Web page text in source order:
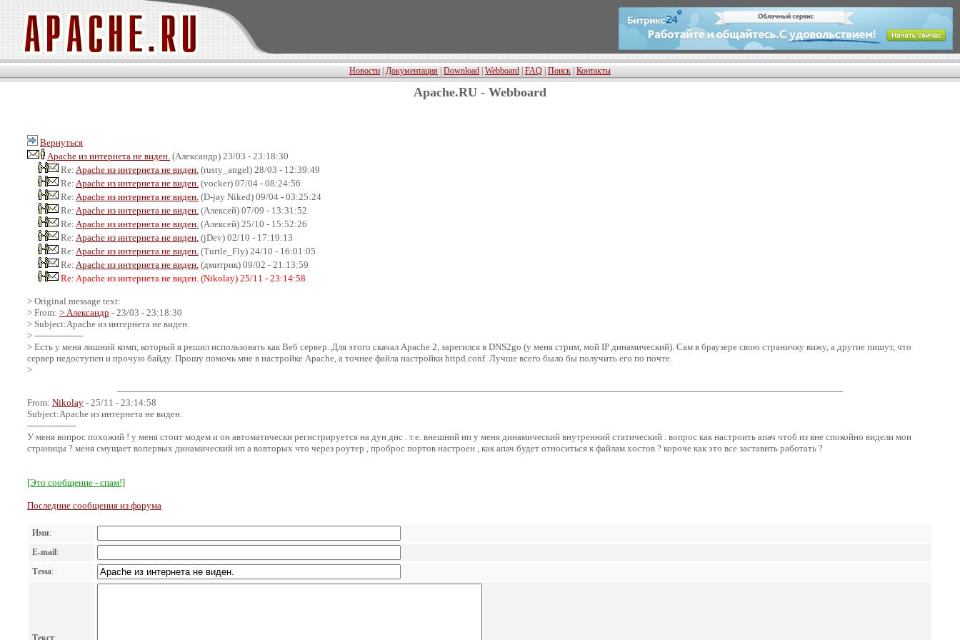
Новости Документация Download Webboard FAQ Поиск Контакты
Apache.RU - Webboard
Вернуться
Apache из интернета не виден. (Александр) 23/03 - 23:18:30
Re: Apache из интернета не виден. (rusty_angel) 28/03 - 12:39:49
Re: Apache из интернета не виден. (vocker) 07/04 - 08:24:56
Re: Apache из интернета не виден. (D-jay Niked) 09/04 - 03:25:24
Re: Apache из интернета не виден. (Алексей) 07/09 - 13:31:52
Re: Apache из интернета не виден. (Алексей) 25/10 - 15:52:26
Re: Apache из интернета не виден. (jDev) 02/10 - 17:19:13
Re: Apache из интернета не виден. (Turtle_Fly) 24/10 - 16:01:05
Re: Apache из интернета не виден. (дмитрик) 09/02 - 21:13:59
Re: Apache из интернета не виден. (Nikolay) 25/11 - 23:14:58
> Original message text:
> From: > Александр - 23/03 - 23:18:30
> Subject:Apache из интернета не виден.
> -----------------
> Есть у меня лишний комп, который я решил использовать как Веб сервер. Для этого скачал Apache 2, зарегился в DNS2go (у меня стрим, мой IP динамический). Сам в браузере свою страничку вижу, а другие пишут, что
сервер недоступен и прочую байду. Прошу помочь мне в настройке Apache, а точнее файла настройки httpd.conf. Лучше всего было бы получить его по почте.
>
From: Nikolay - 25/11 - 23:14:58
Subject:Apache из интернета не виден.
-----------------
У меня вопрос похожий ! у меня стоит модем и он автоматически регистрируется на дун днс . т.е. внешний ип у меня динамический внутренний статический . вопрос как настроить апач чтоб из вне спокойно видели мои
страницы ? меня смущает вопервых динамический ип а вовторых что через роутер , проброс портов настроен , как апач будет относиться к файлам хостов ? короче как это все заставить работать ?
[Это сообщение - спам!]
Последние сообщения из форума
Имя:
E-mail:
Тема:
Текст: